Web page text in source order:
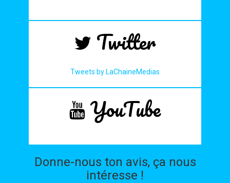
Twitter
Tweets by LaChaineMedias
YouTube
Donne-nous ton avis, ça nous
intéresse !